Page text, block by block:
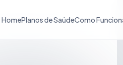
HomePlanos de SaúdeComo